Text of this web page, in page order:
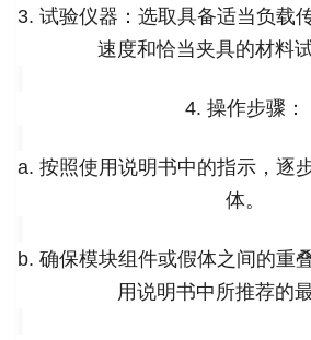
3. 试验仪器：选取具备适当负载
速度和恰当夹具的材料
4. 操作步骤：
a. 按照使用说明书中的指示，逐
体。
b. 确保模块组件或假体之间的重
用说明书中所推荐的最